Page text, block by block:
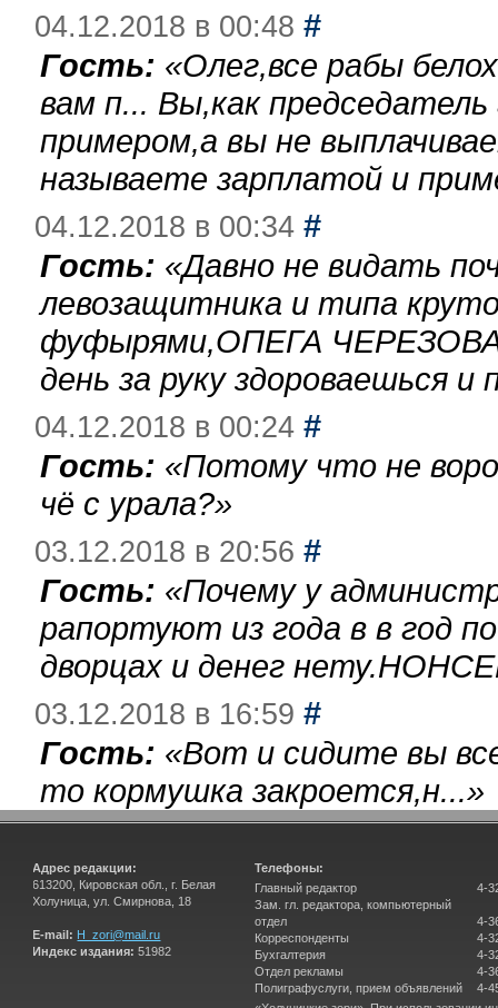
04.12.2018 в 00:48 #
Гость: «Олег,все рабы
вам п... Вы,как
примером,а вы не
называете зарплатой и
04.12.2018 в 00:34 #
Гость: «Давно не видать
левозащитника и типа
фуфырями,ОПЕГА
день за руку здороваешься
04.12.2018 в 00:24 #
Гость: «Потому что не
чё с урала?»
03.12.2018 в 20:56 #
Гость: «Почему у
рапортуют из года в в год
дворцах и денег
03.12.2018 в 16:59 #
Гость: «Вот и сидите вы
то кормушка закроется,н...»
Адрес редакции:
613200, Кировская обл., г. Белая
Холуница, ул. Смирнова, 18
E-mail: H_zori@mail.ru
Индекс издания: 51982
Телефоны:
Главный редактор
Зам. гл. редактора, компьютерный
отдел
Корреспонденты
Бухгалтерия
Отдел рекламы
Полиграфуслуги, прием объявлений
4-
4-
4-
4-
4-
4-